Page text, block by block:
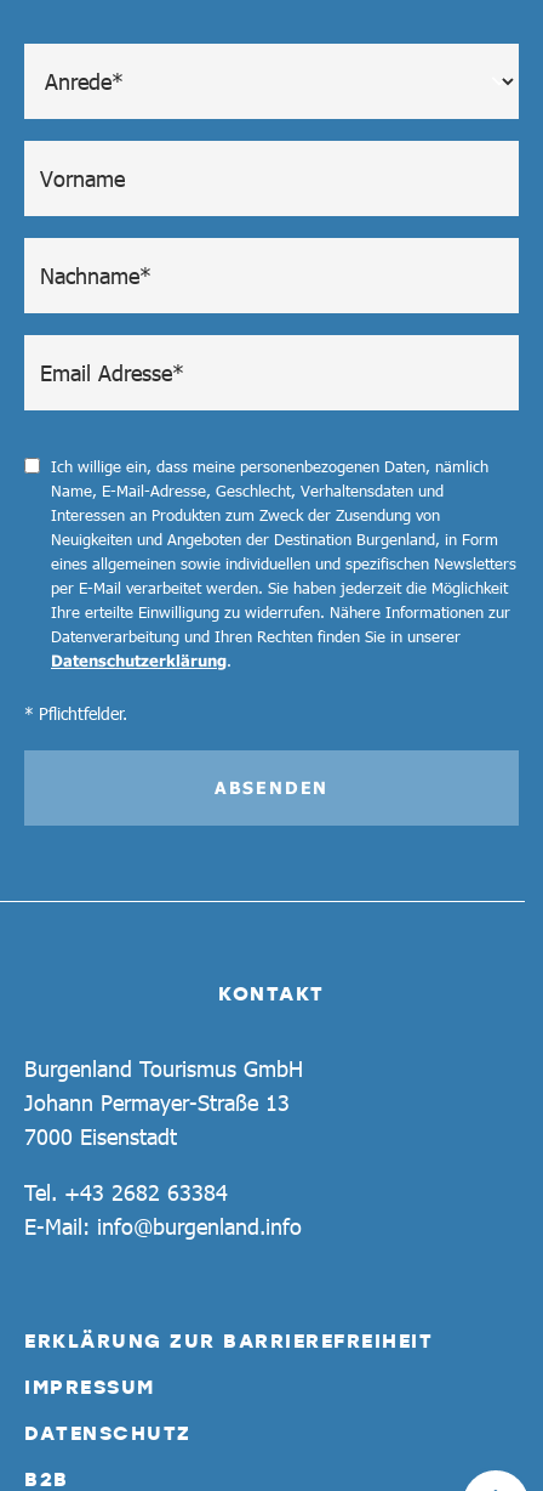
KONTAKT
Burgenland Tourismus GmbH
Johann Permayer-Straße 13
7000 Eisenstadt
Tel. +43 2682 63384
E-Mail: info@burgenland.info
ERKLÄRUNG ZUR BARRIEREFREIHEIT
IMPRESSUM
DATENSCHUTZ
B2B
Ich willige ein, dass meine personenbezogenen Daten, nämlich
Name, E-Mail-Adresse, Geschlecht, Verhaltensdaten und
Interessen an Produkten zum Zweck der Zusendung von
Neuigkeiten und Angeboten der Destination Burgenland, in Form
eines allgemeinen sowie individuellen und spezifischen Newsletters
per E-Mail verarbeitet werden. Sie haben jederzeit die Möglichkeit
Ihre erteilte Einwilligung zu widerrufen. Nähere Informationen zur
Datenverarbeitung und Ihren Rechten finden Sie in unserer
Datenschutzerklärung.
* Pflichtfelder.
ABSENDEN